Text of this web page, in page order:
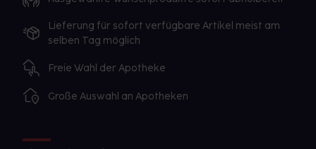
Lieferung für sofort verfügbare Artikel meist am
selben Tag möglich
Freie Wahl der Apotheke
Große Auswahl an Apotheken